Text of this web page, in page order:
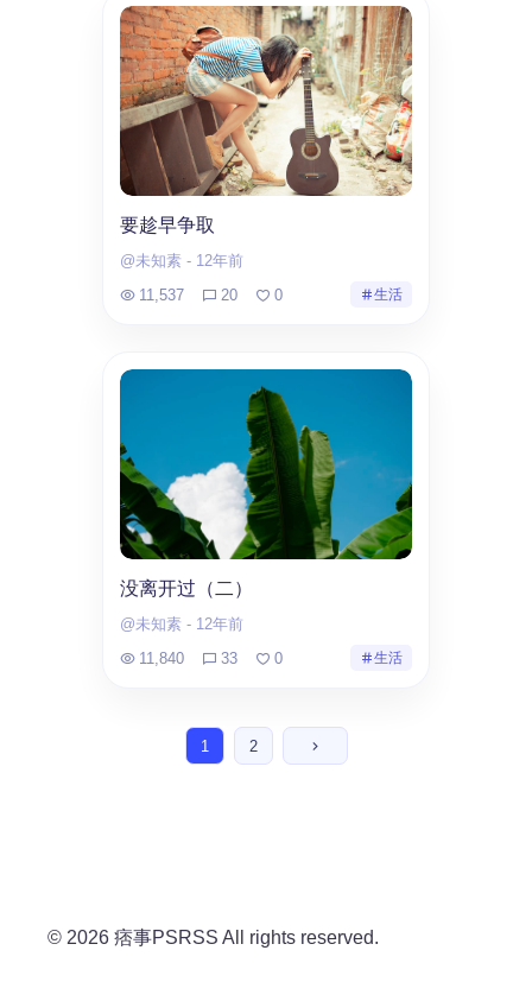
要趁早争取
@未知素 - 12年前
11,537
20 0 生活
没离开过（二）
@未知素 - 12年前
11,840
33 0 生活
1 2
© 2026 痞事PSRSS All rights reserved.